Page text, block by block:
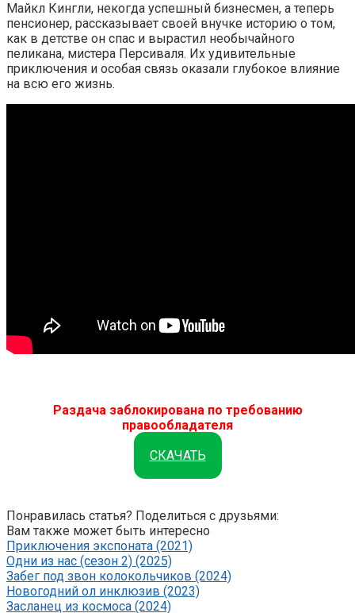
Майкл Кингли, некогда успешный бизнесмен, а теперь
пенсионер, рассказывает своей внучке историю о том,
как в детстве он спас и вырастил необычайного
пеликана, мистера Персиваля. Их удивительные
приключения и особая связь оказали глубокое влияние
на всю его жизнь.
Раздача заблокирована по требованию
правообладателя
СКАЧАТЬ
Понравилась статья? Поделиться с друзьями:
Вам также может быть интересно
Приключения экспоната (2021)
Одни из нас (сезон 2) (2025)
Забег под звон колокольчиков (2024)
Новогодний ол инклюзив (2023)
Засланец из космоса (2024)